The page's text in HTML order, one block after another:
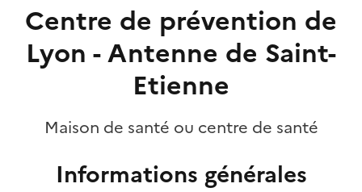
Centre de prévention de
Lyon - Antenne de Saint-
Etienne
Maison de santé ou centre de santé
Informations générales